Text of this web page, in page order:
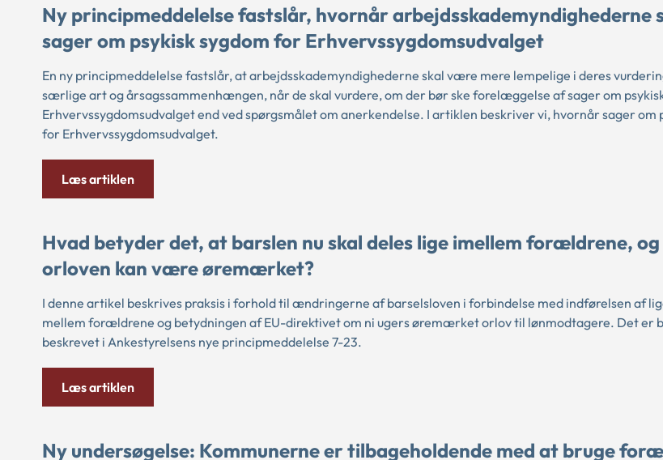
Ny principmeddelelse fastslår, hvornår arbejdsskademyndighederne
sager om psykisk sygdom for Erhvervssygdomsudvalget
En ny principmeddelelse fastslår, at arbejdsskademyndighederne skal være mere lempelige i deres
særlige art og årsagssammenhængen, når de skal vurdere, om der bør ske forelæggelse af sager om
Erhvervssygdomsudvalget end ved spørgsmålet om anerkendelse. I artiklen beskriver vi, hvornår sager om
for Erhvervssygdomsudvalget.
Læs artiklen
Hvad betyder det, at barslen nu skal deles lige imellem forældrene,
orloven kan være øremærket?
I denne artikel beskrives praksis i forhold til ændringerne af barselsloven i forbindelse med indførelsen af
mellem forældrene og betydningen af EU-direktivet om ni ugers øremærket orlov til lønmodtagere. Det er
beskrevet i Ankestyrelsens nye principmeddelelse 7-23.
Læs artiklen
Ny undersøgelse: Kommunerne er tilbageholdende med at bruge